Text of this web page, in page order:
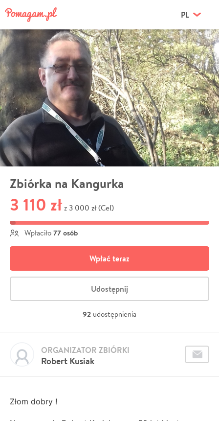
PL
Zbiórka na Kangurka
3 110 zł z 3 000 zł (Cel)
Wpłaciło 77 osób
Wpłać teraz
Udostępnij
92 udostępnienia
Robert Kusiak
ORGANIZATOR ZBIÓRKI
Złom dobry !